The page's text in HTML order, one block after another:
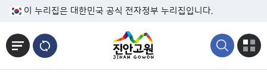
본문바로가기
이 누리집은 대한민국 공식 전자정부 누리집입니다.